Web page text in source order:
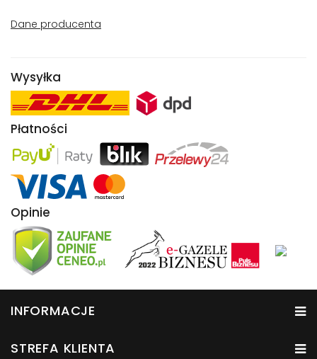
Dane producenta
Wysyłka
Płatności
Opinie
INFORMACJE
STREFA KLIENTA